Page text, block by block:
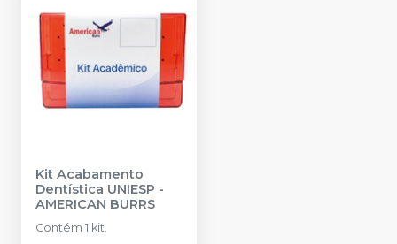
Kit Acabamento
Dentística UNIESP -
AMERICAN BURRS
Contém 1 kit.